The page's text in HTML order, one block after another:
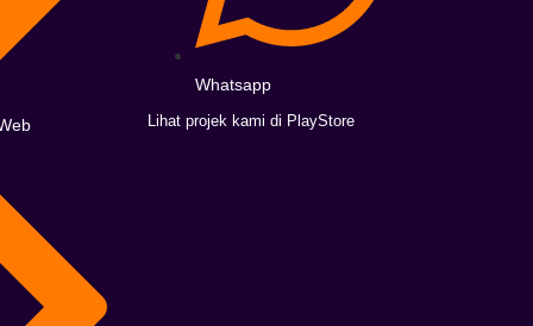
Whatsapp
Lihat projek kami di PlayStore